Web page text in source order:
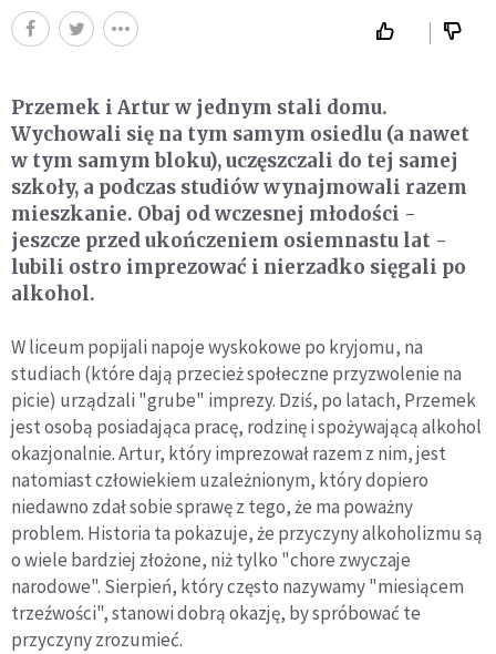
Przemek i Artur w jednym stali domu.
Wychowali się na tym samym osiedlu (a nawet
w tym samym bloku), uczęszczali do tej samej
szkoły, a podczas studiów wynajmowali razem
mieszkanie. Obaj od wczesnej młodości -
jeszcze przed ukończeniem osiemnastu lat -
lubili ostro imprezować i nierzadko sięgali po
alkohol.
W liceum popijali napoje wyskokowe po kryjomu, na
studiach (które dają przecież społeczne przyzwolenie na
picie) urządzali "grube" imprezy. Dziś, po latach, Przemek
jest osobą posiadająca pracę, rodzinę i spożywającą alkohol
okazjonalnie. Artur, który imprezował razem z nim, jest
natomiast człowiekiem uzależnionym, który dopiero
niedawno zdał sobie sprawę z tego, że ma poważny
problem. Historia ta pokazuje, że przyczyny alkoholizmu są
o wiele bardziej złożone, niż tylko "chore zwyczaje
narodowe". Sierpień, który często nazywamy "miesiącem
trzeźwości", stanowi dobrą okazję, by spróbować te
przyczyny zrozumieć.